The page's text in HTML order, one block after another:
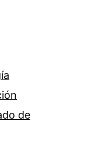
de